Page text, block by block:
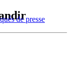
de presse